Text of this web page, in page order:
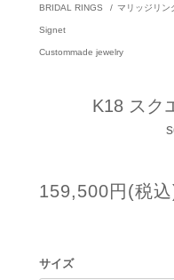
BRIDAL RINGS / マリッジリン
Signet
Custommade jewelry
K18 スク
159,500円(税
サイズ